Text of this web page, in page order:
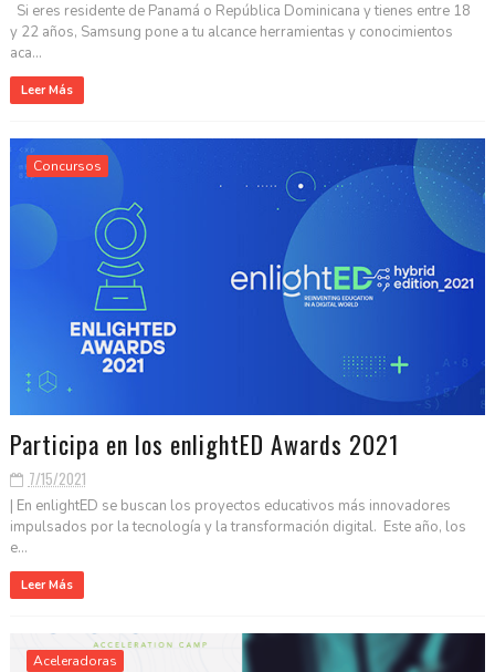
Si eres residente de Panamá o República Dominicana y tienes entre 18
y 22 años, Samsung pone a tu alcance herramientas y conocimientos
aca...
Leer Más
Concursos
Participa en los enlightED Awards 2021
7/15/2021
| En enlightED se buscan los proyectos educativos más innovadores
impulsados por la tecnología y la transformación digital. Este año, los
e...
Leer Más
Aceleradoras